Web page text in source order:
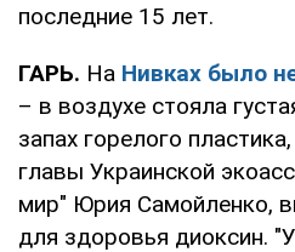
последние 15 лет.
ГАРЬ. На Нивках было
– в воздухе стояла
запах горелого
главы Украинской
мир" Юрия Самойленко,
для здоровья диоксин.